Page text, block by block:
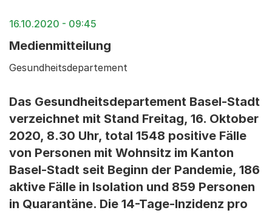
16.10.2020 - 09:45
Medienmitteilung
Gesundheitsdepartement
Das Gesundheitsdepartement Basel-Stadt
verzeichnet mit Stand Freitag, 16. Oktober
2020, 8.30 Uhr, total 1548 positive Fälle
von Personen mit Wohnsitz im Kanton
Basel-Stadt seit Beginn der Pandemie, 186
aktive Fälle in Isolation und 859 Personen
in Quarantäne. Die 14-Tage-Inzidenz pro